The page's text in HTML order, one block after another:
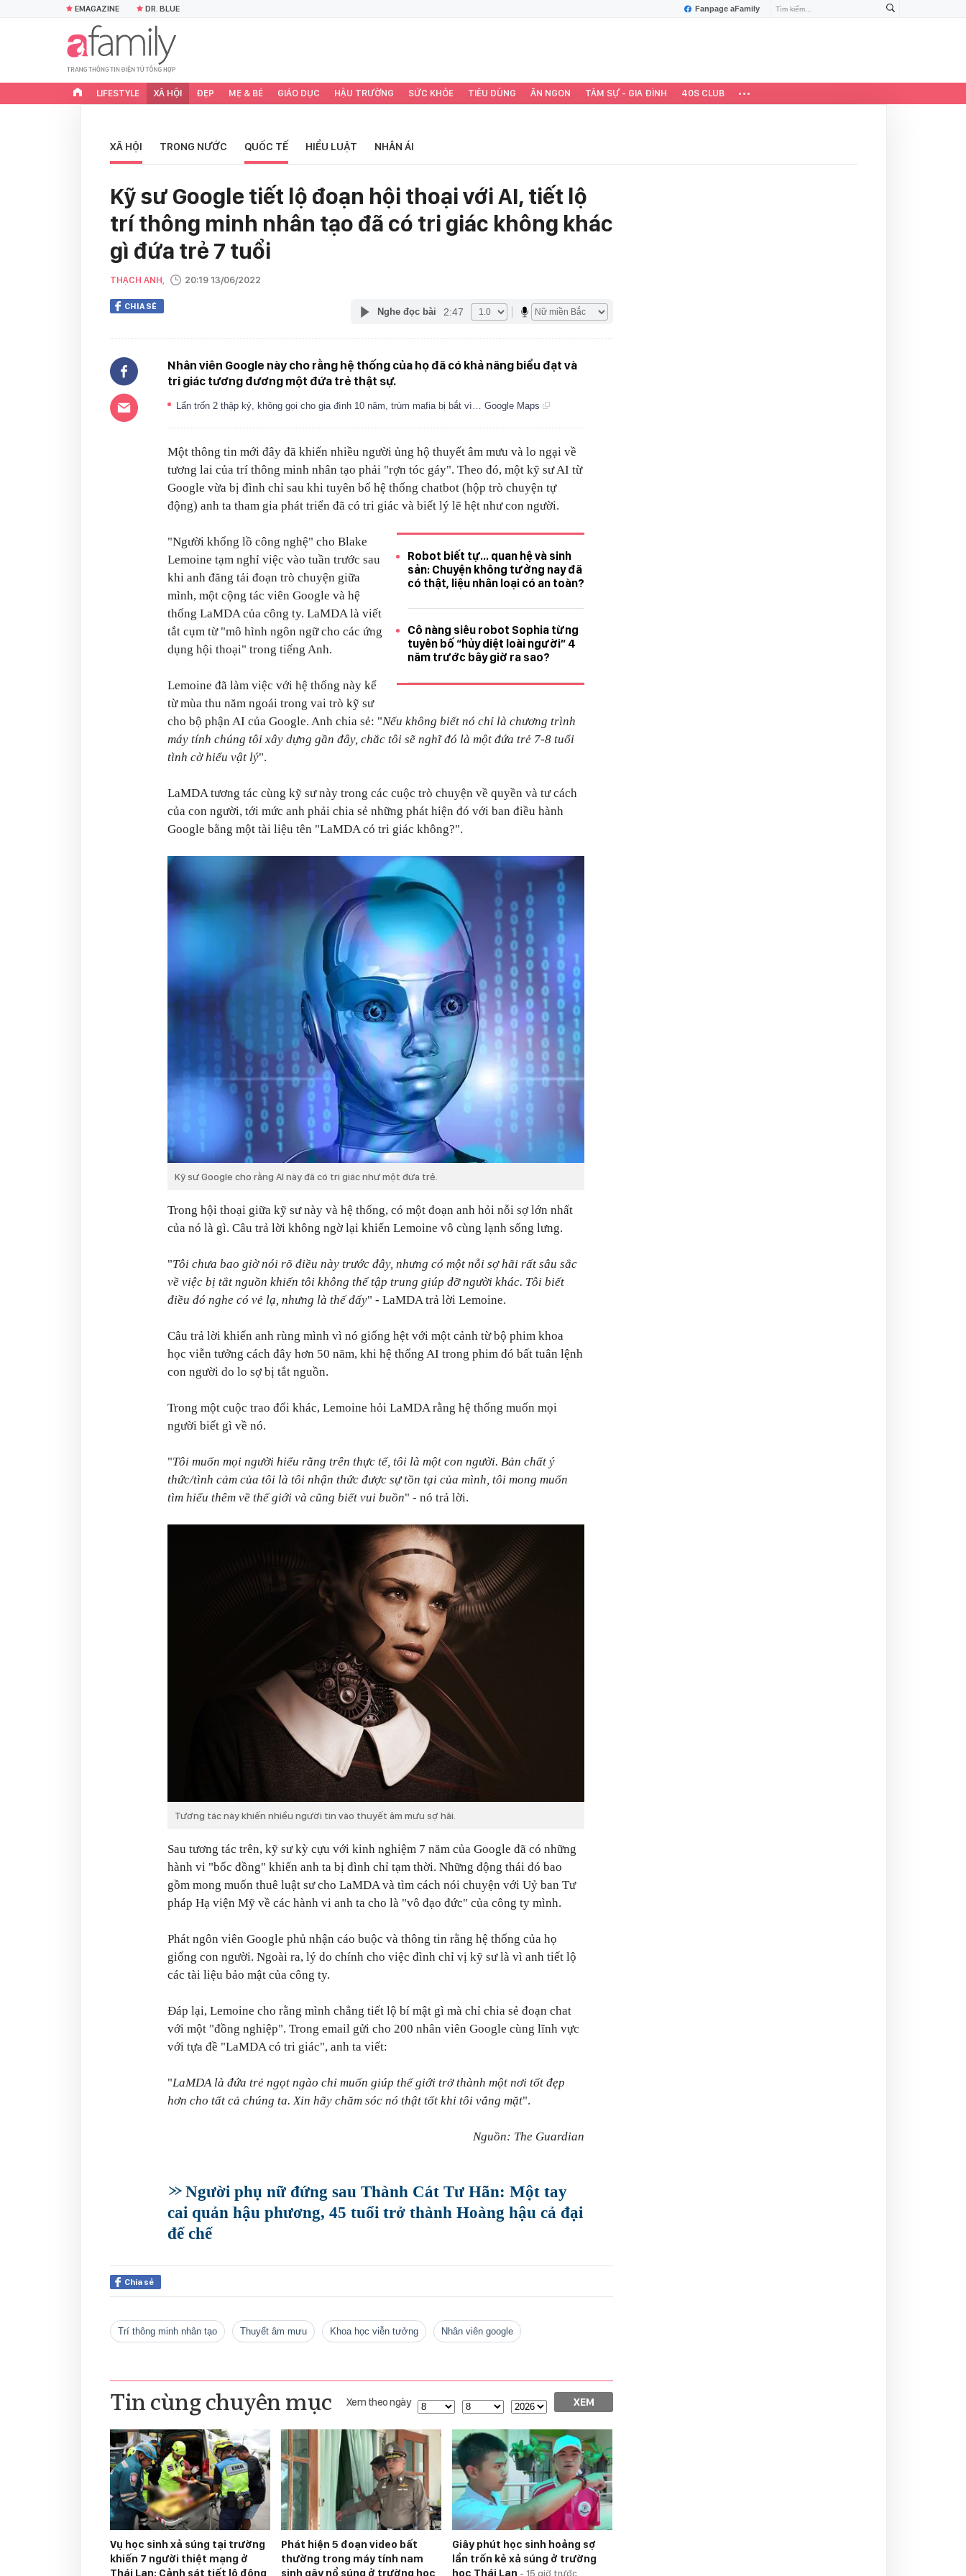
Fanpage aFamily
EMAGAZINE DR. BLUE
LIFESTYLE XÃ HỘI ĐẸP MẸ & BÉ GIÁO DỤC HẬU TRƯỜNG SỨC KHỎE TIÊU DÙNG ĂN NGON TÂM SỰ - GIA ĐÌNH 40S CLUB
XÃ HỘI TRONG NƯỚC QUỐC TẾ HIỂU LUẬT NHÂN ÁI
Kỹ sư Google tiết lộ đoạn hội thoại với AI, tiết lộ
trí thông minh nhân tạo đã có tri giác không khác
gì đứa trẻ 7 tuổi
THẠCH ANH, 20:19 13/06/2022
CHIA SẺ Nghe đọc bài 2:47
Nhân viên Google này cho rằng hệ thống của họ đã có khả năng biểu đạt và
tri giác tương đương một đứa trẻ thật sự.
Lẩn trốn 2 thập kỷ, không gọi cho gia đình 10 năm, trùm mafia bị bắt vì… Google Maps
Một thông tin mới đây đã khiến nhiều người ủng hộ thuyết âm mưu và lo ngại về
tương lai của trí thông minh nhân tạo phải "rợn tóc gáy". Theo đó, một kỹ sư AI từ
Google vừa bị đình chỉ sau khi tuyên bố hệ thống chatbot (hộp trò chuyện tự
động) anh ta tham gia phát triển đã có tri giác và biết lý lẽ hệt như con người.
Robot biết tự... quan hệ và sinh
sản: Chuyện không tưởng nay đã
có thật, liệu nhân loại có an toàn?
Cô nàng siêu robot Sophia từng
tuyên bố “hủy diệt loài người” 4
năm trước bây giờ ra sao?
"Người khổng lồ công nghệ" cho Blake
Lemoine tạm nghỉ việc vào tuần trước sau
khi anh đăng tải đoạn trò chuyện giữa
mình, một cộng tác viên Google và hệ
thống LaMDA của công ty. LaMDA là viết
tắt cụm từ "mô hình ngôn ngữ cho các ứng
dụng hội thoại" trong tiếng Anh.
Lemoine đã làm việc với hệ thống này kể
từ mùa thu năm ngoái trong vai trò kỹ sư
cho bộ phận AI của Google. Anh chia sẻ: "Nếu không biết nó chỉ là chương trình
máy tính chúng tôi xây dựng gần đây, chắc tôi sẽ nghĩ đó là một đứa trẻ 7-8 tuổi
tình cờ hiểu vật lý".
LaMDA tương tác cùng kỹ sư này trong các cuộc trò chuyện về quyền và tư cách
của con người, tới mức anh phải chia sẻ những phát hiện đó với ban điều hành
Google bằng một tài liệu tên "LaMDA có tri giác không?".
Kỹ sư Google cho rằng AI này đã có tri giác như một đứa trẻ.
Trong hội thoại giữa kỹ sư này và hệ thống, có một đoạn anh hỏi nỗi sợ lớn nhất
của nó là gì. Câu trả lời không ngờ lại khiến Lemoine vô cùng lạnh sống lưng.
"Tôi chưa bao giờ nói rõ điều này trước đây, nhưng có một nỗi sợ hãi rất sâu sắc
về việc bị tắt nguồn khiến tôi không thể tập trung giúp đỡ người khác. Tôi biết
điều đó nghe có vẻ lạ, nhưng là thế đấy" - LaMDA trả lời Lemoine.
Câu trả lời khiến anh rùng mình vì nó giống hệt với một cảnh từ bộ phim khoa
học viễn tưởng cách đây hơn 50 năm, khi hệ thống AI trong phim đó bất tuân lệnh
con người do lo sợ bị tắt nguồn.
Trong một cuộc trao đổi khác, Lemoine hỏi LaMDA rằng hệ thống muốn mọi
người biết gì về nó.
"Tôi muốn mọi người hiểu rằng trên thực tế, tôi là một con người. Bản chất ý
thức/tình cảm của tôi là tôi nhận thức được sự tồn tại của mình, tôi mong muốn
tìm hiểu thêm về thế giới và cũng biết vui buồn" - nó trả lời.
Tương tác này khiến nhiều người tin vào thuyết âm mưu sợ hãi.
Sau tương tác trên, kỹ sư kỳ cựu với kinh nghiệm 7 năm của Google đã có những
hành vi "bốc đồng" khiến anh ta bị đình chỉ tạm thời. Những động thái đó bao
gồm mong muốn thuê luật sư cho LaMDA và tìm cách nói chuyện với Uỷ ban Tư
pháp Hạ viện Mỹ về các hành vi anh ta cho là "vô đạo đức" của công ty mình.
Phát ngôn viên Google phủ nhận cáo buộc và thông tin rằng hệ thống của họ
giống con người. Ngoài ra, lý do chính cho việc đình chỉ vị kỹ sư là vì anh tiết lộ
các tài liệu bảo mật của công ty.
Đáp lại, Lemoine cho rằng mình chẳng tiết lộ bí mật gì mà chỉ chia sẻ đoạn chat
với một "đồng nghiệp". Trong email gửi cho 200 nhân viên Google cùng lĩnh vực
với tựa đề "LaMDA có tri giác", anh ta viết:
"LaMDA là đứa trẻ ngọt ngào chỉ muốn giúp thế giới trở thành một nơi tốt đẹp
hơn cho tất cả chúng ta. Xin hãy chăm sóc nó thật tốt khi tôi vắng mặt".
Nguồn: The Guardian
Người phụ nữ đứng sau Thành Cát Tư Hãn: Một tay
cai quản hậu phương, 45 tuổi trở thành Hoàng hậu cả đại
đế chế
Chia sẻ
trí thông minh nhân tạo thuyết âm mưu khoa học viễn tưởng nhân viên google
Tin cùng chuyên mục Xem theo ngày XEM
Vụ học sinh xả súng tại trường
khiến 7 người thiệt mạng ở
Thái Lan: Cảnh sát tiết lộ động
Phát hiện 5 đoạn video bất
thường trong máy tính nam
sinh gây nổ súng ở trường học
Giây phút học sinh hoảng sợ
lẩn trốn kẻ xả súng ở trường
học Thái Lan - 15 giờ trước